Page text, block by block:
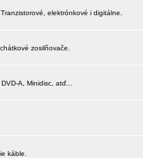
elektrónkové i digitálne.
zosilňovače.
A, Minidisc, atď...
káble.